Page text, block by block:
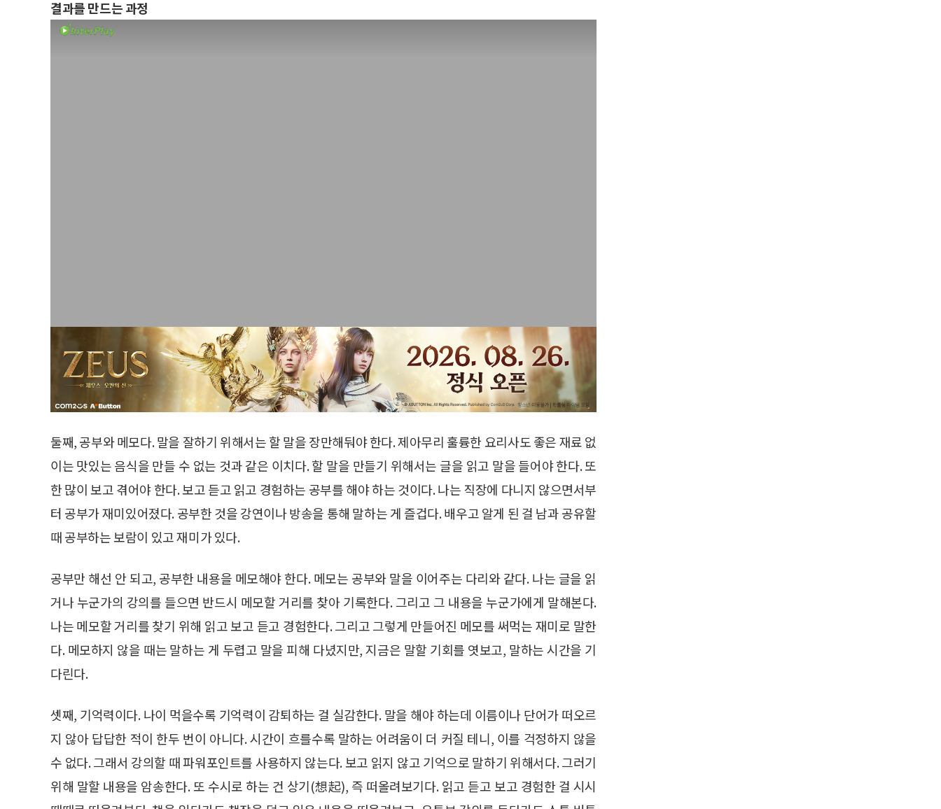
결과를 만드는 과정
둘째, 공부와 메모다. 말을 잘하기 위해서는 할 말을 장만해둬야 한다. 제아무리 훌륭한 요리사도 좋은 재료 없
이는 맛있는 음식을 만들 수 없는 것과 같은 이치다. 할 말을 만들기 위해서는 글을 읽고 말을 들어야 한다. 또
한 많이 보고 겪어야 한다. 보고 듣고 읽고 경험하는 공부를 해야 하는 것이다. 나는 직장에 다니지 않으면서부
터 공부가 재미있어졌다. 공부한 것을 강연이나 방송을 통해 말하는 게 즐겁다. 배우고 알게 된 걸 남과 공유할
때 공부하는 보람이 있고 재미가 있다.
공부만 해선 안 되고, 공부한 내용을 메모해야 한다. 메모는 공부와 말을 이어주는 다리와 같다. 나는 글을 읽
거나 누군가의 강의를 들으면 반드시 메모할 거리를 찾아 기록한다. 그리고 그 내용을 누군가에게 말해본다.
나는 메모할 거리를 찾기 위해 읽고 보고 듣고 경험한다. 그리고 그렇게 만들어진 메모를 써먹는 재미로 말한
다. 메모하지 않을 때는 말하는 게 두렵고 말을 피해 다녔지만, 지금은 말할 기회를 엿보고, 말하는 시간을 기
다린다.
셋째, 기억력이다. 나이 먹을수록 기억력이 감퇴하는 걸 실감한다. 말을 해야 하는데 이름이나 단어가 떠오르
지 않아 답답한 적이 한두 번이 아니다. 시간이 흐를수록 말하는 어려움이 더 커질 테니, 이를 걱정하지 않을
수 없다. 그래서 강의할 때 파워포인트를 사용하지 않는다. 보고 읽지 않고 기억으로 말하기 위해서다. 그러기
위해 말할 내용을 암송한다. 또 수시로 하는 건 상기(想起), 즉 떠올려보기다. 읽고 듣고 보고 경험한 걸 시시